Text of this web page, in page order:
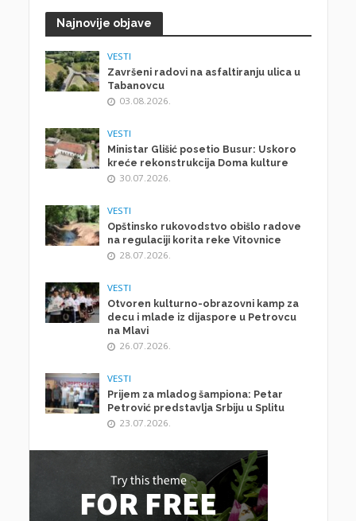
Najnovije objave
VESTI
Završeni radovi na asfaltiranju ulica u
Tabanovcu
03.08.2026.
VESTI
Ministar Glišić posetio Busur: Uskoro
kreće rekonstrukcija Doma kulture
30.07.2026.
VESTI
Opštinsko rukovodstvo obišlo radove
na regulaciji korita reke Vitovnice
28.07.2026.
VESTI
Otvoren kulturno-obrazovni kamp za
decu i mlade iz dijaspore u Petrovcu
na Mlavi
26.07.2026.
VESTI
Prijem za mladog šampiona: Petar
Petrović predstavlja Srbiju u Splitu
23.07.2026.